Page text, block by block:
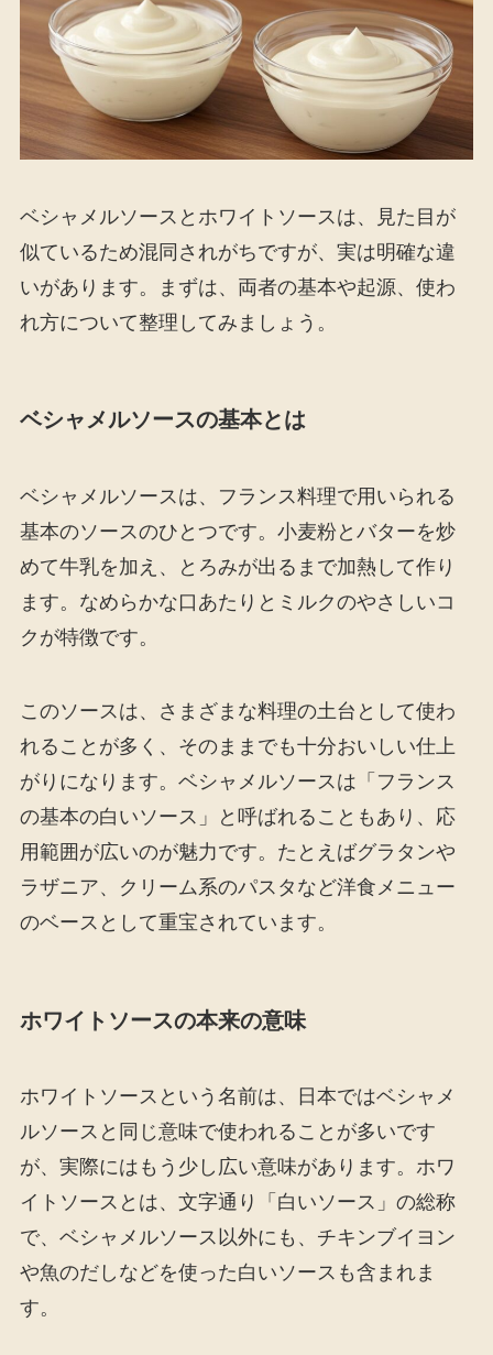
ベシャメルソースとホワイトソースは、見た目が
似ているため混同されがちですが、実は明確な違
いがあります。まずは、両者の基本や起源、使わ
れ方について整理してみましょう。
ベシャメルソースの基本とは
ベシャメルソースは、フランス料理で用いられる
基本のソースのひとつです。小麦粉とバターを炒
めて牛乳を加え、とろみが出るまで加熱して作り
ます。なめらかな口あたりとミルクのやさしいコ
クが特徴です。
このソースは、さまざまな料理の土台として使わ
れることが多く、そのままでも十分おいしい仕上
がりになります。ベシャメルソースは「フランス
の基本の白いソース」と呼ばれることもあり、応
用範囲が広いのが魅力です。たとえばグラタンや
ラザニア、クリーム系のパスタなど洋食メニュー
のベースとして重宝されています。
ホワイトソースの本来の意味
ホワイトソースという名前は、日本ではベシャメ
ルソースと同じ意味で使われることが多いです
が、実際にはもう少し広い意味があります。ホワ
イトソースとは、文字通り「白いソース」の総称
で、ベシャメルソース以外にも、チキンブイヨン
や魚のだしなどを使った白いソースも含まれま
す。